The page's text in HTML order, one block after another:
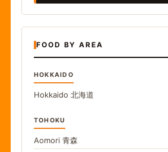
FOOD BY AREA
HOKKAIDO
Hokkaido 北海道
TOHOKU
Aomori 青森